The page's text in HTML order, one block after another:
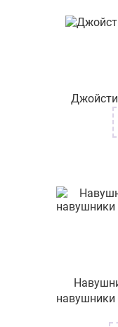
навушники